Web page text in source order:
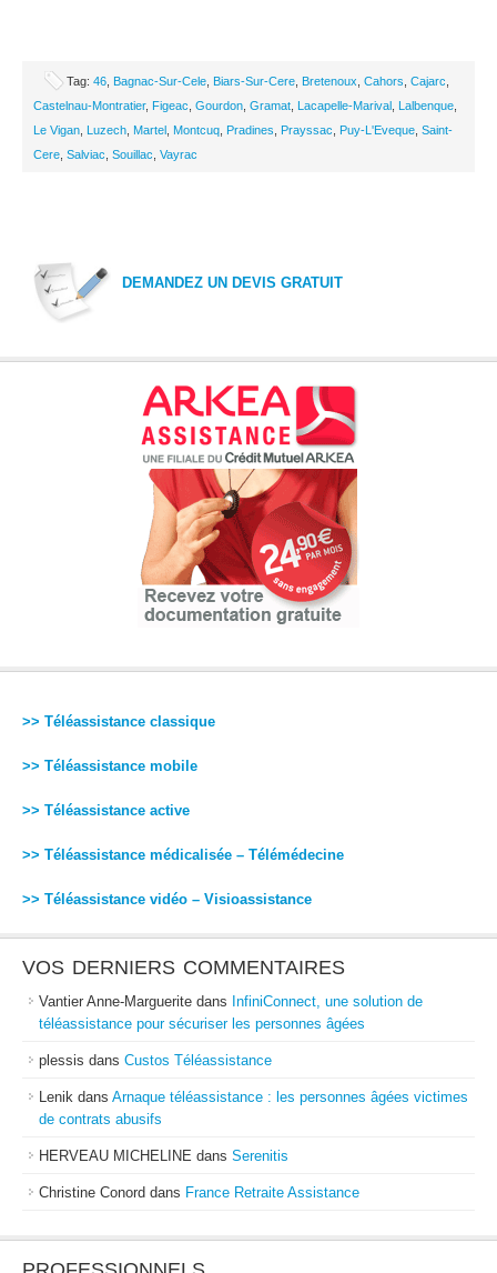
Tag: 46 Bagnac-Sur-Cele Biars-Sur-Cere Bretenoux Cahors Cajarc
Castelnau-Montratier, Figeac Gourdon Gramat Lacapelle-Marival Lalbenque
Le Vigan Luzech Martel Montcuq Pradines Prayssac Puy-L'Eveque Saint-
Cere Salviac Souillac Vayrac
DEMANDEZ UN DEVIS GRATUIT
>> Téléassistance classique
>> Téléassistance mobile
>> Téléassistance active
>> Téléassistance médicalisée – Télémédecine
>> Téléassistance vidéo – Visioassistance
VOS DERNIERS COMMENTAIRES
Vantier Anne-Marguerite dans InfiniConnect, une solution de
téléassistance pour sécuriser les personnes âgées
plessis dans Custos Téléassistance
Lenik dans Arnaque téléassistance : les personnes âgées victimes
de contrats abusifs
HERVEAU MICHELINE dans Serenitis
Christine Conord dans France Retraite Assistance